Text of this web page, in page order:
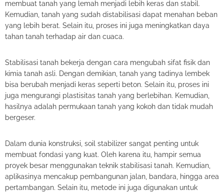
membuat tanah yang lemah menjadi lebih keras dan stabil.
Kemudian, tanah yang sudah distabilisasi dapat menahan beban
yang lebih berat. Selain itu, proses ini juga meningkatkan daya
tahan tanah terhadap air dan cuaca.
Stabilisasi tanah bekerja dengan cara mengubah sifat fisik dan
kimia tanah asli. Dengan demikian, tanah yang tadinya lembek
bisa berubah menjadi keras seperti beton. Selain itu, proses ini
juga mengurangi plastisitas tanah yang berlebihan. Kemudian,
hasilnya adalah permukaan tanah yang kokoh dan tidak mudah
bergeser.
Dalam dunia konstruksi, soil stabilizer sangat penting untuk
membuat fondasi yang kuat. Oleh karena itu, hampir semua
proyek besar menggunakan teknik stabilisasi tanah. Kemudian,
aplikasinya mencakup pembangunan jalan, bandara, hingga area
pertambangan. Selain itu, metode ini juga digunakan untuk